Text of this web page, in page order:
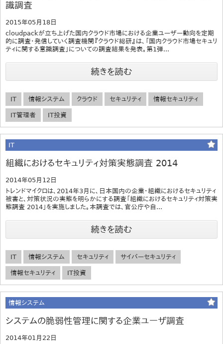
識調査
2015年05月18日
cloudpackが立ち上げた国内クラウド市場における企業ユーザー動向を定期
的に調査・発信していく調査機関『クラウド総研』は、「国内クラウド市場セキュリ
ティに関する意識調査」についての調査結果を発表。第1弾...
続きを読む
IT 情報システム クラウド セキュリティ 情報セキュリティ
IT管理者 IT投資
IT
組織におけるセキュリティ対策実態調査 2014
2014年05月12日
トレンドマイクロは、2014年3月に、日本国内の企業・組織におけるセキュリティ
被害と、対策状況の実態を明らかにする調査「組織におけるセキュリティ対策実
態調査 2014」を実施しました。本調査では、官公庁や自...
続きを読む
IT 情報システム セキュリティ サイバーセキュリティ
情報セキュリティ IT投資
情報システム
システムの脆弱性管理に関する企業ユーザ調査
2014年01月22日